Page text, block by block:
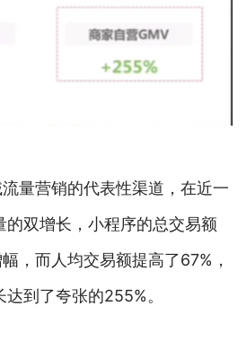
量营销的代表性渠道，在近一
的双增长，小程序的总交易额
，而人均交易额提高了67%，
到了夸张的255%。